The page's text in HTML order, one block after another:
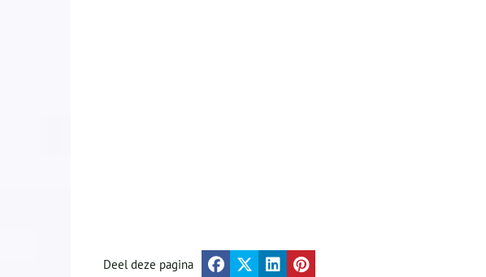
Deel deze pagina